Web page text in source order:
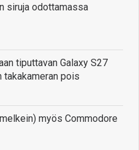
siruja odottamassa
tiputtavan Galaxy S27
takakameran pois
myös Commodore